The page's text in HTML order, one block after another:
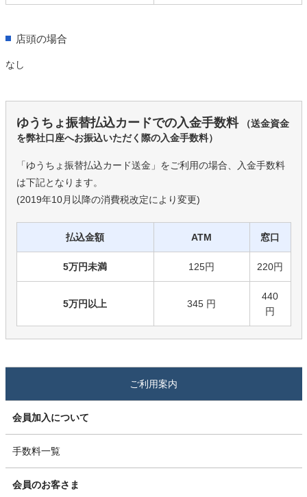
店頭の場合
なし
ゆうちょ振替払込カードでの入金手数料（送金資金
を弊社口座へお振込いただく際の入金手数料）
「ゆうちょ振替払込カード送金」をご利用の場合、入金手数料
は下記となります。
(2019年10月以降の消費税改定により変更)
払込金額 ATM 窓口
5万円未満 125円 220円
5万円以上 345 円
440
円
ご利用案内
会員加入について
手数料一覧
会員のお客さま